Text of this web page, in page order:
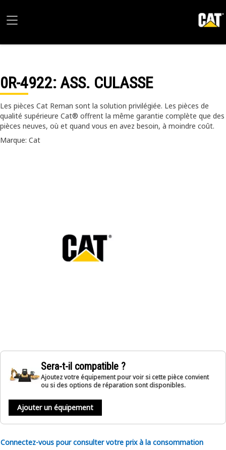
0R-4922: ASS. CULASSE
Les pièces Cat Reman sont la solution privilégiée. Les pièces de
qualité supérieure Cat® offrent la même garantie complète que des
pièces neuves, où et quand vous en avez besoin, à moindre coût.
Marque: Cat
Sera-t-il compatible ?
Ajoutez votre équipement pour voir si cette pièce convient
ou si des options de réparation sont disponibles.
Ajouter un équipement
Connectez-vous pour consulter votre prix à la consommation